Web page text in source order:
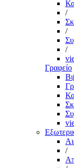
/
/
/
Γραφείο
/